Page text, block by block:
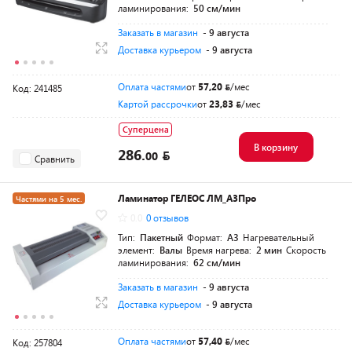
ламинирования: 50 см/мин
Заказать в магазин - 9 августа
Доставка курьером - 9 августа
Код: 241485 Оплата частямиот 57,20
/мес
Картой рассрочкиот23,83 /мес
Сравнить
Суперцена
286.00
В корзину
Частями на 5 мес.
Ламинатор ГЕЛЕОС ЛМ_А3Про
0 отзывов
Тип: Пакетный Формат: A3 Нагревательный
элемент: Валы Время нагрева: 2 мин Скорость
ламинирования: 62 см/мин
Заказать в магазин - 9 августа
Доставка курьером - 9 августа
Код: 257804 Оплата частямиот 57,40
/мес